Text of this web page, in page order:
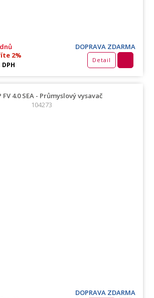
DOPRAVA ZDARMA
2%
DPH
Detail
FV 4.0 SEA - Průmyslový vysavač
104273
DOPRAVA ZDARMA